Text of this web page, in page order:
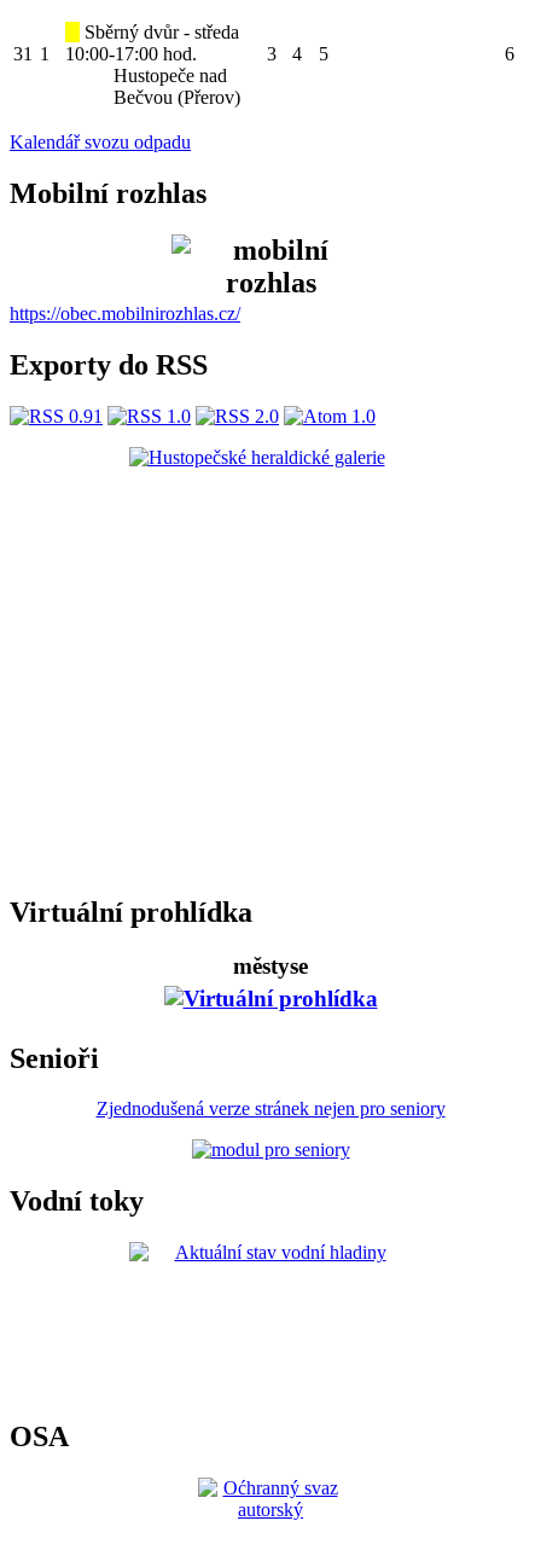
31 1
Sběrný dvůr - středa
10:00-17:00 hod.
Hustopeče nad
Bečvou (Přerov)
3 4 5 6
Kalendář svozu odpadu
Mobilní rozhlas
https://obec.mobilnirozhlas.cz/
Exporty do RSS
Virtuální prohlídka
městyse
Senioři
Zjednodušená verze stránek nejen pro seniory
Vodní toky
OSA